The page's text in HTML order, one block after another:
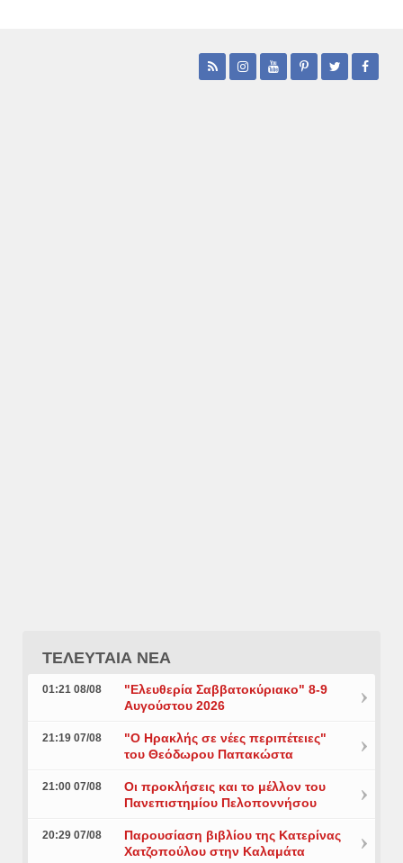
ΤΕΛΕΥΤΑΙΑ ΝΕΑ
01:21 08/08
"Ελευθερία Σαββατοκύριακο" 8-9
Αυγούστου 2026
21:19 07/08
"Ο Ηρακλής σε νέες περιπέτειες"
του Θεόδωρου Παπακώστα
21:00 07/08
Οι προκλήσεις και το μέλλον του
Πανεπιστημίου Πελοποννήσου
20:29 07/08
Παρουσίαση βιβλίου της Κατερίνας
Χατζοπούλου στην Καλαμάτα